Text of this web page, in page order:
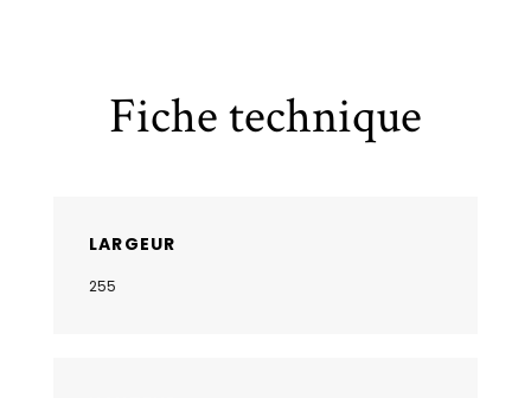
Fiche technique
LARGEUR
255